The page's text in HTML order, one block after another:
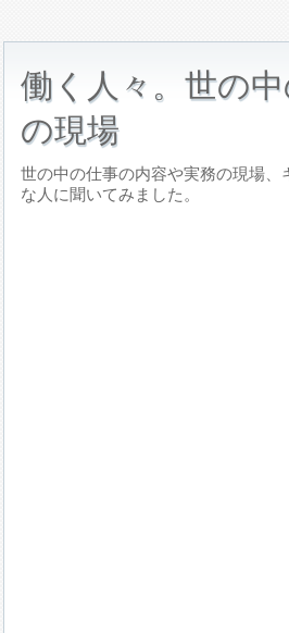
働く人々。世の
の現場
世の中の仕事の内容や実務の現場、
な人に聞いてみました。